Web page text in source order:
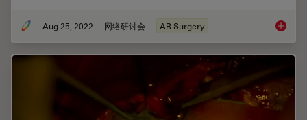
Aug 25, 2022 网络研讨会 AR Surgery 增强现